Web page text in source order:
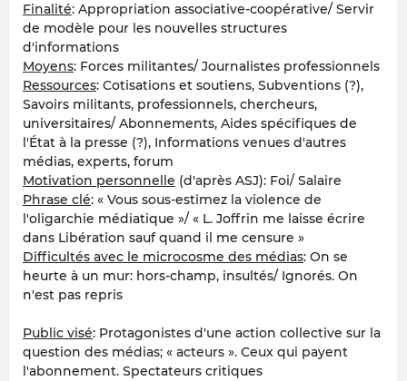
Finalité: Appropriation associative-coopérative/ Servir
de modèle pour les nouvelles structures
d'informations
Moyens: Forces militantes/ Journalistes professionnels
Ressources: Cotisations et soutiens, Subventions (?),
Savoirs militants, professionnels, chercheurs,
universitaires/ Abonnements, Aides spécifiques de
l'État à la presse (?), Informations venues d'autres
médias, experts, forum
Motivation personnelle (d'après ASJ): Foi/ Salaire
Phrase clé: « Vous sous-estimez la violence de
l'oligarchie médiatique »/ « L. Joffrin me laisse écrire
dans Libération sauf quand il me censure »
Difficultés avec le microcosme des médias: On se
heurte à un mur: hors-champ, insultés/ Ignorés. On
n'est pas repris
Public visé: Protagonistes d'une action collective sur la
question des médias; « acteurs ». Ceux qui payent
l'abonnement. Spectateurs critiques